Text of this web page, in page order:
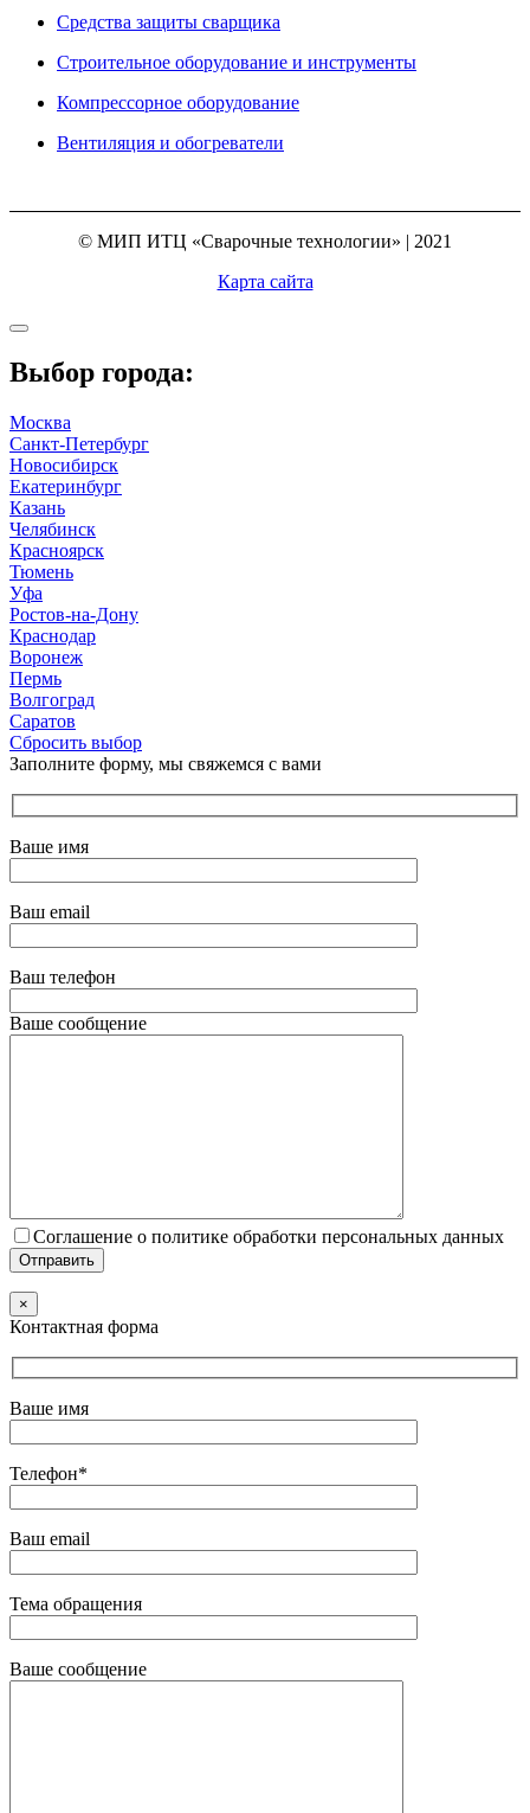
Средства защиты сварщика
Строительное оборудование и инструменты
Компрессорное оборудование
Вентиляция и обогреватели
© МИП ИТЦ «Сварочные технологии» | 2021
Карта сайта
Выбор города:
Москва
Санкт-Петербург
Новосибирск
Екатеринбург
Казань
Челябинск
Красноярск
Тюмень
Уфа
Ростов-на-Дону
Краснодар
Воронеж
Пермь
Волгоград
Саратов
Сбросить выбор
Заполните форму, мы свяжемся с вами
Ваше имя
Ваш email
Ваш телефон
Ваше сообщение
Соглашение о политике обработки персональных данных
×
Контактная форма
Ваше имя
Телефон*
Ваш email
Тема обращения
Ваше сообщение